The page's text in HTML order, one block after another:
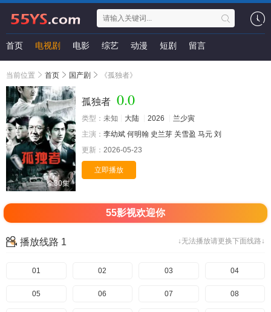
首页 电视剧 电影 综艺 动漫 短剧 留言
当前位置 首页 国产剧 《孤独者》
全30集
孤独者 0.0
类型： 未知 大陆 2026
兰少寅
主演： 李幼斌 何明翰 史兰芽 关雪盈 马元 刘
更新： 2026-05-23
立即播放
55影视欢迎你
↓无法播放请更换下面线路↓
播放线路 1
01 02 03 04
05 06 07 08